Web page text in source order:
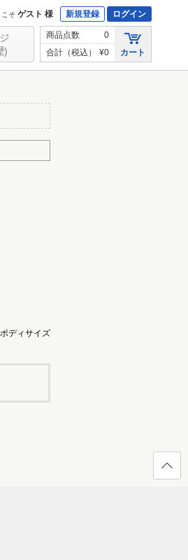
こそ ゲスト 様 新規登録 ログイン
)
商品点数
0
合計（税込）
¥0 カート
ディサイズ